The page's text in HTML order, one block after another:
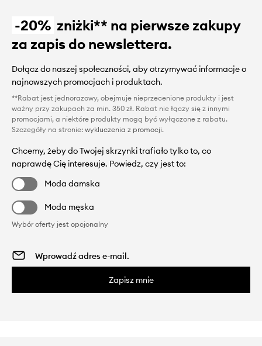
-20% zniżki** na pierwsze zakupy
za zapis do newslettera.
Dołącz do naszej społeczności, aby otrzymywać informacje o
najnowszych promocjach i produktach.
**Rabat jest jednorazowy, obejmuje nieprzecenione produkty i jest
ważny przy zakupach za min. 350 zł. Rabat nie łączy się z innymi
promocjami, a niektóre produkty mogą być wyłączone z rabatu.
Szczegóły na stronie: wykluczenia z promocji.
Chcemy, żeby do Twojej skrzynki trafiało tylko to, co
naprawdę Cię interesuje. Powiedz, czy jest to:
Moda damska
Moda męska
Wybór oferty jest opcjonalny
Zapisz mnie